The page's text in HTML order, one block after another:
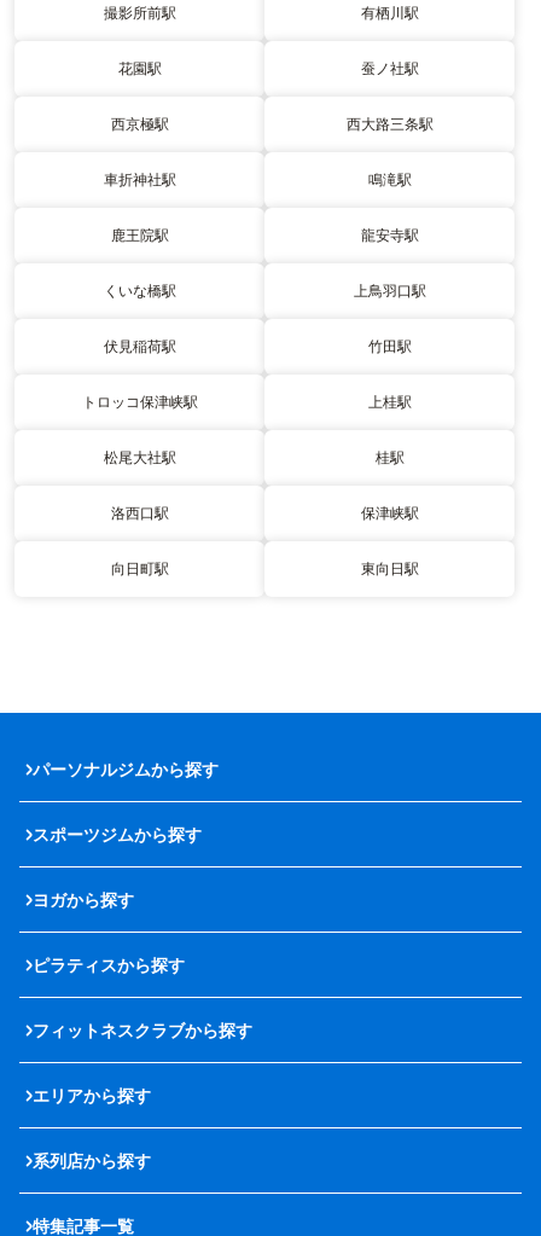
撮影所前駅 有栖川駅
花園駅 蚕ノ社駅
西京極駅 西大路三条駅
車折神社駅 鳴滝駅
鹿王院駅 龍安寺駅
くいな橋駅 上鳥羽口駅
伏見稲荷駅 竹田駅
トロッコ保津峡駅 上桂駅
松尾大社駅 桂駅
洛西口駅 保津峡駅
向日町駅 東向日駅
パーソナルジムから探す
スポーツジムから探す
ヨガから探す
ピラティスから探す
フィットネスクラブから探す
エリアから探す
系列店から探す
特集記事一覧